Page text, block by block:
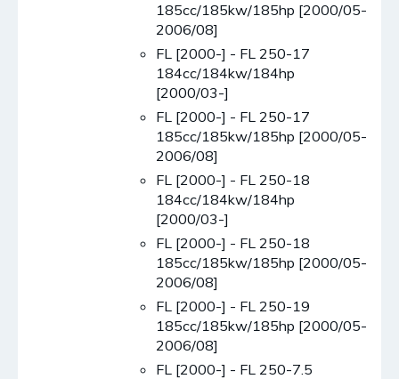
185cc/185kw/185hp [2000/05-
2006/08]
FL [2000-] - FL 250-17
184cc/184kw/184hp
[2000/03-]
FL [2000-] - FL 250-17
185cc/185kw/185hp [2000/05-
2006/08]
FL [2000-] - FL 250-18
184cc/184kw/184hp
[2000/03-]
FL [2000-] - FL 250-18
185cc/185kw/185hp [2000/05-
2006/08]
FL [2000-] - FL 250-19
185cc/185kw/185hp [2000/05-
2006/08]
FL [2000-] - FL 250-7.5